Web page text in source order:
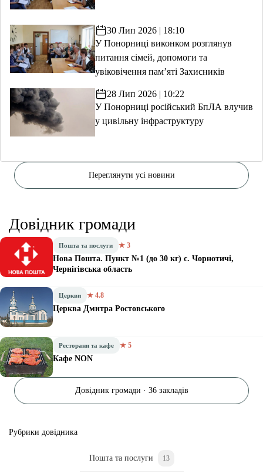
30 Лип 2026 | 18:10
У Понорниці виконком розглянув
питання сімей, допомоги та
увіковічення пам’яті Захисників
28 Лип 2026 | 10:22
У Понорниці російський БпЛА влучив
у цивільну інфраструктуру
Переглянути усі новини
Довідник громади
Пошта та послуги ★ 3
Нова Пошта. Пункт №1 (до 30 кг) с. Чорнотичі,
Чернігівська область
Церкви ★ 4.8
Церква Дмитра Ростовського
Ресторани та кафе ★ 5
Кафе NON
Довідник громади · 36 закладів
Рубрики довідника
Пошта та послуги 13